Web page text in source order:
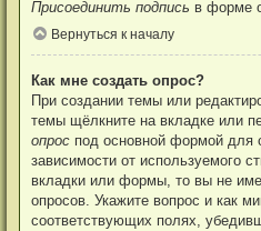
Присоединить подпись в форме
Вернуться к началу
Как мне создать опрос?
При создании темы или
темы щёлкните на вкладке или
опрос под основной формой для
зависимости от используемого
вкладки или формы, то вы не
опросов. Укажите вопрос и как
соответствующих полях,